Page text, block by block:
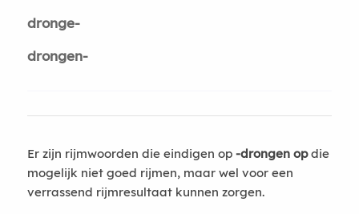
dronge-
drongen-
Er zijn rijmwoorden die eindigen op -drongen opdie
mogelijk niet goed rijmen, maar wel voor een
verrassend rijmresultaat kunnen zorgen.